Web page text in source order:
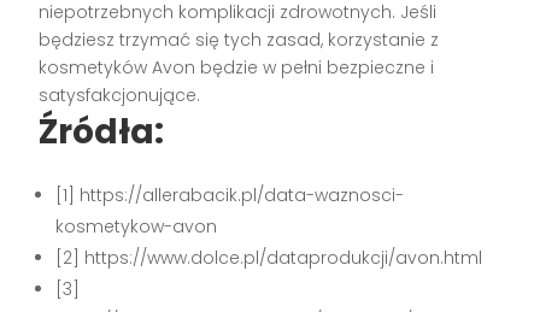
niepotrzebnych komplikacji zdrowotnych. Jeśli
będziesz trzymać się tych zasad, korzystanie z
kosmetyków Avon będzie w pełni bezpieczne i
satysfakcjonujące.
Źródła:
[1] https://allerabacik.pl/data-waznosci-
kosmetykow-avon
[2] https://www.dolce.pl/dataprodukcji/avon.html
[3]